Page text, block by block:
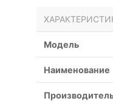
Модель
Наименование